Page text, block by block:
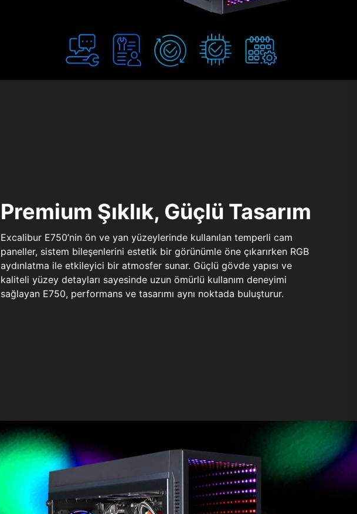
Premium Şıklık, Güçlü Tasarım
Excalibur E750’nin ön ve yan yüzeylerinde kullanılan temperli cam
paneller, sistem bileşenlerini estetik bir görünümle öne çıkarırken RGB
aydınlatma ile etkileyici bir atmosfer sunar. Güçlü gövde yapısı ve
kaliteli yüzey detayları sayesinde uzun ömürlü kullanım deneyimi
sağlayan E750, performans ve tasarımı aynı noktada buluşturur.